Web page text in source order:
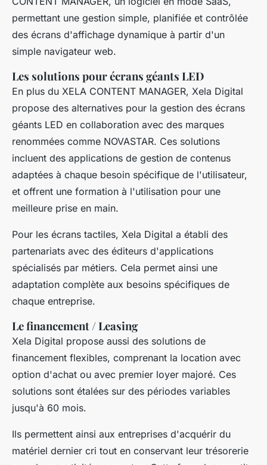
permettant une gestion simple, planifiée et contrôlée
des écrans d'affichage dynamique à partir d'un
simple navigateur web.
Les solutions pour écrans géants LED
En plus du XELA CONTENT MANAGER, Xela Digital
propose des alternatives pour la gestion des écrans
géants LED en collaboration avec des marques
renommées comme NOVASTAR. Ces solutions
incluent des applications de gestion de contenus
adaptées à chaque besoin spécifique de l'utilisateur,
et offrent une formation à l'utilisation pour une
meilleure prise en main.
Pour les écrans tactiles, Xela Digital a établi des
partenariats avec des éditeurs d'applications
spécialisés par métiers. Cela permet ainsi une
adaptation complète aux besoins spécifiques de
chaque entreprise.
Le financement / Leasing
Xela Digital propose aussi des solutions de
financement flexibles, comprenant la location avec
option d'achat ou avec premier loyer majoré. Ces
solutions sont étalées sur des périodes variables
jusqu'à 60 mois.
Ils permettent ainsi aux entreprises d'acquérir du
matériel dernier cri tout en conservant leur trésorerie